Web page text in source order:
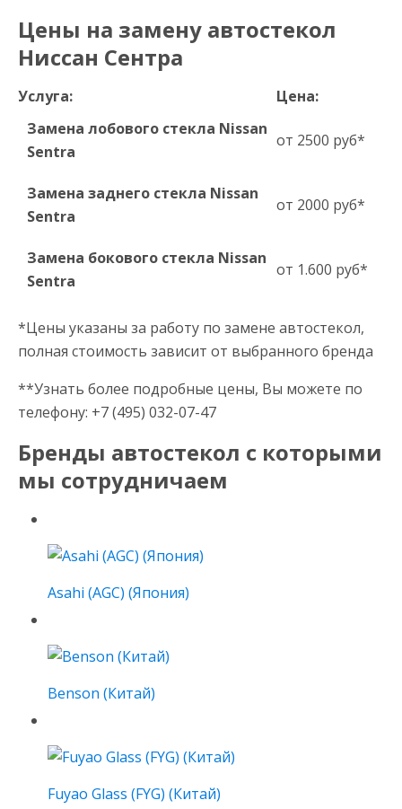
Цены на замену автостекол
Ниссан Сентра
Услуга:
Цена:
Замена лобового стекла Nissan
Sentra
от 2500 руб*
Замена заднего стекла Nissan
Sentra
от 2000 руб*
Замена бокового стекла Nissan
Sentra
от 1.600 руб*
*Цены указаны за работу по замене автостекол,
полная стоимость зависит от выбранного бренда
**Узнать более подробные цены, Вы можете по
телефону: +7 (495) 032-07-47
Бренды автостекол с которыми
мы сотрудничаем
Asahi (AGC) (Япония)
Benson (Китай)
Fuyao Glass (FYG) (Китай)